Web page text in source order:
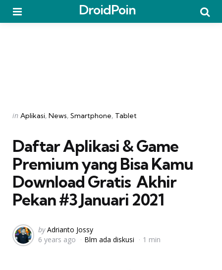
DroidPoin
Categories
Posted
in Aplikasi News Smartphone Tablet
Daftar Aplikasi & Game
Premium yang Bisa Kamu
Download Gratis  Akhir
Pekan #3 Januari 2021
Posted
by
by Adrianto Jossy
6 years ago
Blm ada diskusi 1 min